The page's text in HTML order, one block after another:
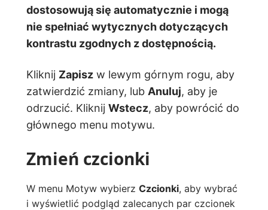
dostosowują się automatycznie i mogą
nie spełniać wytycznych dotyczących
kontrastu zgodnych z dostępnością.
Kliknij Zapisz w lewym górnym rogu, aby
zatwierdzić zmiany, lub Anuluj, aby je
odrzucić. Kliknij Wstecz, aby powrócić do
głównego menu motywu.
Zmień czcionki
W menu Motyw wybierz Czcionki, aby wybrać
i wyświetlić podgląd zalecanych par czcionek